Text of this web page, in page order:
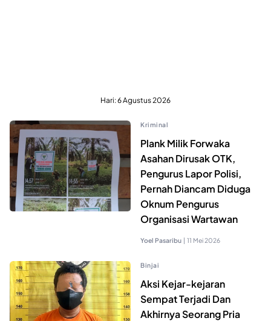
Hari:6 Agustus 2026
Kriminal
Plank Milik Forwaka
Asahan Dirusak OTK,
Pengurus Lapor Polisi,
Pernah Diancam Diduga
Oknum Pengurus
Organisasi Wartawan
Yoel Pasaribu | 11 Mei 2026
Binjai
Aksi Kejar-kejaran
Sempat Terjadi Dan
Akhirnya Seorang Pria